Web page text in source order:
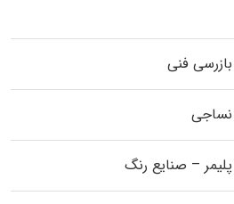
فنی
نساجی
– صنایع رنگ